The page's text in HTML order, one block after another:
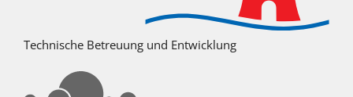
Technische Betreuung und Entwicklung